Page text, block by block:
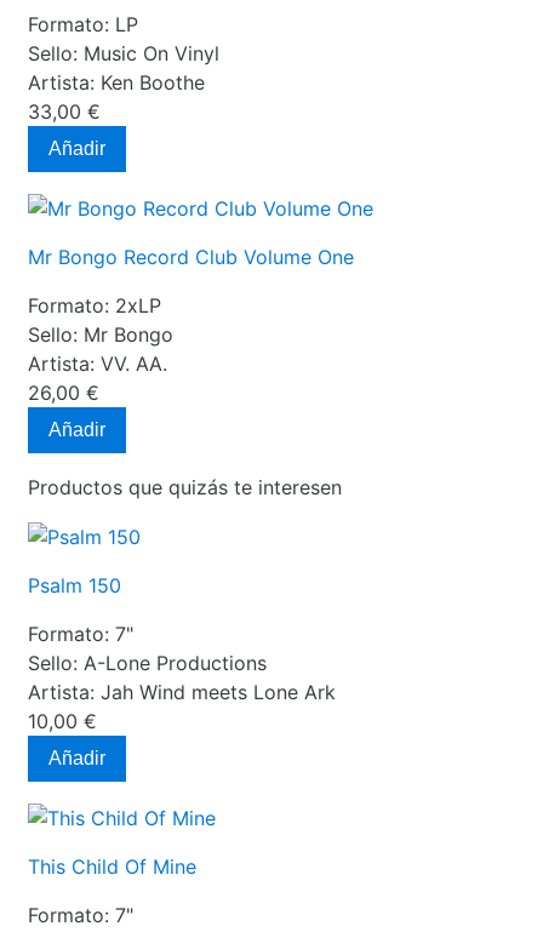
Formato: LP
Sello: Music On Vinyl
Artista: Ken Boothe
33,00 €
Añadir
Mr Bongo Record Club Volume One
Formato: 2xLP
Sello: Mr Bongo
Artista: VV. AA.
26,00 €
Añadir
Productos que quizás te interesen
Psalm 150
Formato: 7"
Sello: A-Lone Productions
Artista: Jah Wind meets Lone Ark
10,00 €
Añadir
This Child Of Mine
Formato: 7"